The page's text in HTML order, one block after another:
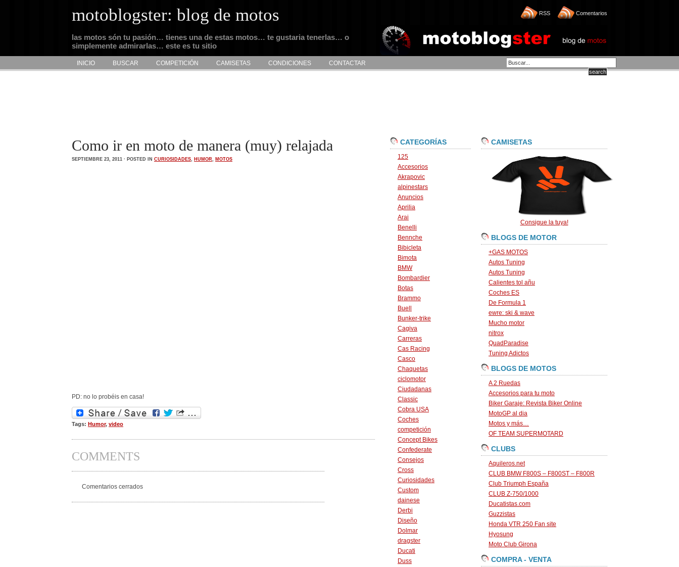
motoblogster: blog de motos
las motos són tu pasión… tienes una de estas motos… te gustaria tenerlas… o
simplemente admirarlas… este es tu sitio
RSS Comentarios
INICIO BUSCAR COMPETICIÓN CAMISETAS CONDICIONES CONTACTAR
Como ir en moto de manera (muy) relajada
SEPTIEMBRE 23, 2011 · POSTED IN CURIOSIDADES, HUMOR, MOTOS
PD: no lo probéis en casa!
Tags: Humor, video
COMMENTS
Comentarios cerrados
CATEGORÍAS
125
Accesorios
Akrapovic
alpinestars
Anuncios
Aprilia
Arai
Benelli
Bennche
Bibicleta
Bimota
BMW
Bombardier
Botas
Brammo
Buell
Bunker-trike
Cagiva
Carreras
Cas Racing
Casco
Chaquetas
ciclomotor
Ciudadanas
Classic
Cobra USA
Coches
competición
Concept Bikes
Confederate
Consejos
Cross
Curiosidades
Custom
dainese
Derbi
Diseño
Dolmar
dragster
Ducati
Duss
CAMISETAS
Consigue la tuya!
BLOGS DE MOTOR
+GAS MOTOS
Autos Tuning
Autos Tuning
Calientes tol añu
Coches ES
De Formula 1
ewre: ski & wave
Mucho motor
nitrox
QuadParadise
Tuning Adictos
BLOGS DE MOTOS
A 2 Ruedas
Accesorios para tu moto
Biker Garaje: Revista Biker Online
MotoGP al dia
Motos y más…
OF TEAM SUPERMOTARD
CLUBS
Aquileros.net
CLUB BMW F800S – F800ST – F800R
Club Triumph España
CLUB Z-750/1000
Ducatistas.com
Guzzistas
Honda VTR 250 Fan site
Hyosung
Moto Club Girona
COMPRA - VENTA